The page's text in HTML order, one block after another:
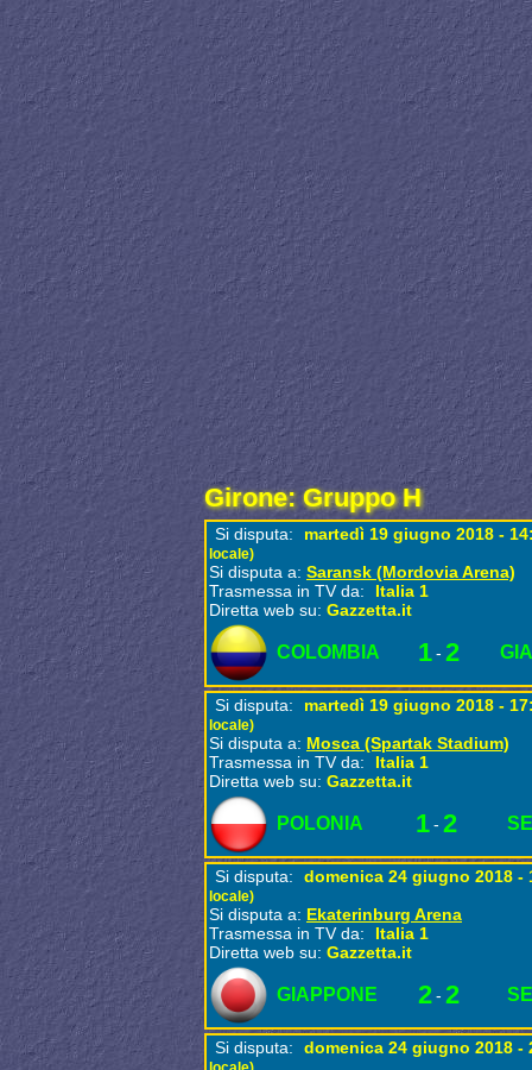
Girone: Gruppo H
Si disputa: martedì 19 giugno 2018 -
locale)
Si disputa a: Saransk (Mordovia Arena)
Trasmessa in TV da:
Italia 1
Diretta web su: Gazzetta.it
COLOMBIA 1- 2
Si disputa: martedì 19 giugno 2018 -
locale)
Si disputa a: Mosca (Spartak Stadium)
Trasmessa in TV da:
Italia 1
Diretta web su: Gazzetta.it
POLONIA 1- 2
Si disputa: domenica 24 giugno 2018 -
locale)
Si disputa a: Ekaterinburg Arena
Trasmessa in TV da:
Italia 1
Diretta web su: Gazzetta.it
GIAPPONE 2- 2
Si disputa: domenica 24 giugno 2018 -